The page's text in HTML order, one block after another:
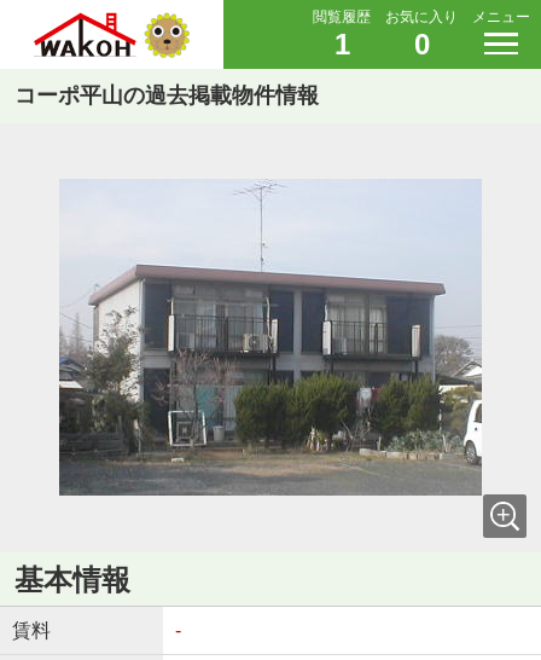
閲覧履歴
1
お気に入り
0
メニュー
コーポ平山の過去掲載物件情報
基本情報
賃料 -